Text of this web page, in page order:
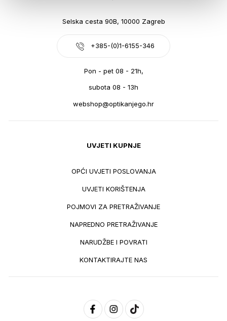
Selska cesta 90B, 10000 Zagreb
+385-(0)1-6155-346
Pon - pet 08 - 21h,
subota 08 - 13h
webshop@optikanjego.hr
UVJETI KUPNJE
OPĆI UVJETI POSLOVANJA
UVJETI KORIŠTENJA
POJMOVI ZA PRETRAŽIVANJE
NAPREDNO PRETRAŽIVANJE
NARUDŽBE I POVRATI
KONTAKTIRAJTE NAS